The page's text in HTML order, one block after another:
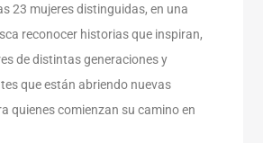
23 mujeres distinguidas, en una
reconocer historias que inspiran,
de distintas generaciones y
que están abriendo nuevas
quienes comienzan su camino en